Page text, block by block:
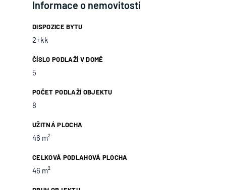
Informace o nemovitosti
DISPOZICE BYTU
2+kk
ČÍSLO PODLAŽÍ V DOMĚ
5
POČET PODLAŽÍ OBJEKTU
8
UŽITNÁ PLOCHA
46 m²
CELKOVÁ PODLAHOVÁ PLOCHA
46 m²